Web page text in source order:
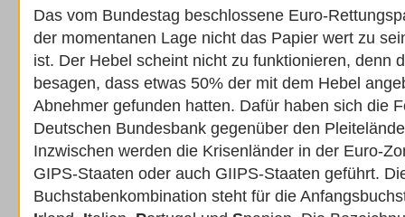
Das vom Bundestag beschlossene Euro-
der momentanen Lage nicht das Papier wert zu
ist. Der Hebel scheint nicht zu funktionieren, denn
besagen, dass etwas 50% der mit dem Hebel
Abnehmer gefunden hatten. Dafür haben sich die
Deutschen Bundesbank gegenüber den
Inzwischen werden die Krisenländer in der Euro-
GIPS-Staaten oder auch GIIPS-Staaten geführt.
Buchstabenkombination steht für die